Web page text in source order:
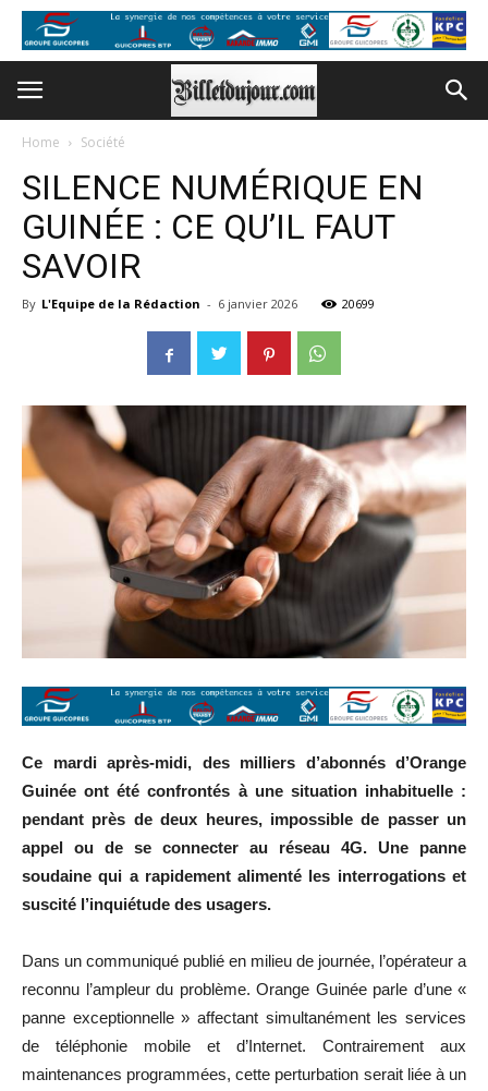
Home Société
SILENCE NUMÉRIQUE EN
GUINÉE : CE QU’IL FAUT
SAVOIR
By L'Equipe de la Rédaction - 6 janvier 2026 20699
Ce mardi après-midi, des milliers d’abonnés d’Orange
Guinée ont été confrontés à une situation inhabituelle :
pendant près de deux heures, impossible de passer un
appel ou de se connecter au réseau 4G. Une panne
soudaine qui a rapidement alimenté les interrogations et
suscité l’inquiétude des usagers.
Dans un communiqué publié en milieu de journée, l’opérateur a
reconnu l’ampleur du problème. Orange Guinée parle d’une «
panne exceptionnelle » affectant simultanément les services
de téléphonie mobile et d’Internet. Contrairement aux
maintenances programmées, cette perturbation serait liée à un